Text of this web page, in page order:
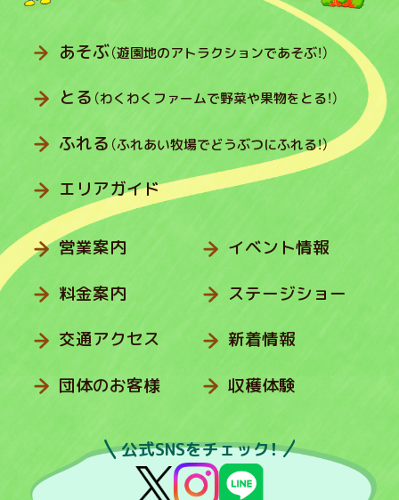
あそぶ（遊園地のアトラクションであそぶ！）
とる （わくわくファームで野菜や果物をとる！）
ふれる （ふれあい牧場でどうぶつにふれる！）
エリアガイド
営業案内
料金案内
交通アクセス
団体のお客様
イベント情報
ステージショー
新着情報
収穫体験
公式SNSをチェック！